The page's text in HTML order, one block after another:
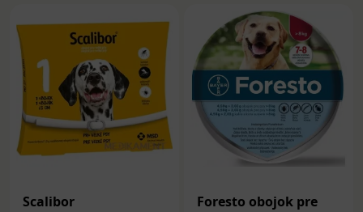
Scalibor
Foresto obojok pre